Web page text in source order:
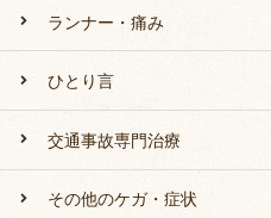
ランナー・痛み
ひとり言
交通事故専門治療
その他のケガ・症状